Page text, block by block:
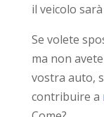
il veicolo
Se volete
ma non
vostra auto,
contribuire a